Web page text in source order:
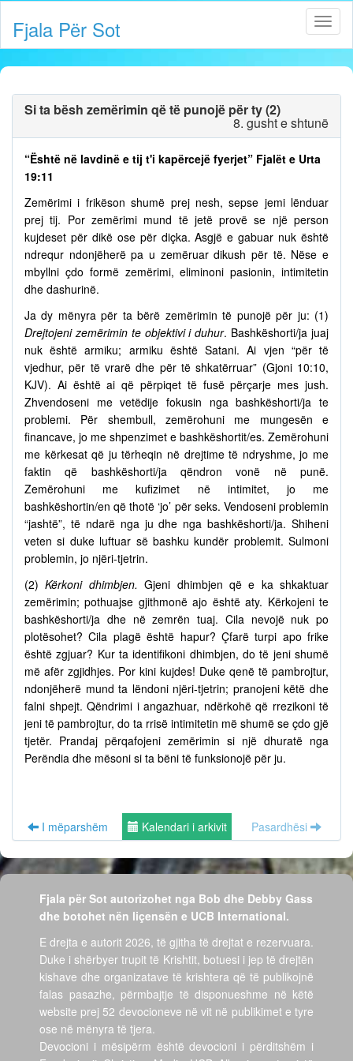
Fjala Për Sot
Si ta bësh zemërimin që të punojë për ty (2)
8. gusht e shtunë
“Është në lavdinë e tij t'i kapërcejë fyerjet” Fjalët e Urta
19:11
Zemërimi i frikëson shumë prej nesh, sepse jemi lënduar
prej tij. Por zemërimi mund të jetë provë se një person
kujdeset për dikë ose për diçka. Asgjë e gabuar nuk është
ndrequr ndonjëherë pa u zemëruar dikush për të. Nëse e
mbyllni çdo formë zemërimi, eliminoni pasionin, intimitetin
dhe dashurinë.
Ja dy mënyra për ta bërë zemërimin të punojë për ju: (1)
Drejtojeni zemërimin te objektivi i duhur. Bashkëshorti/ja juaj
nuk është armiku; armiku është Satani. Ai vjen “për të
vjedhur, për të vrarë dhe për të shkatërruar” (Gjoni 10:10,
KJV). Ai është ai që përpiqet të fusë përçarje mes jush.
Zhvendoseni me vetëdije fokusin nga bashkëshorti/ja te
problemi. Për shembull, zemërohuni me mungesën e
financave, jo me shpenzimet e bashkëshortit/es. Zemërohuni
me kërkesat që ju tërheqin në drejtime të ndryshme, jo me
faktin që bashkëshorti/ja qëndron vonë në punë.
Zemërohuni me kufizimet në intimitet, jo me
bashkëshortin/en që thotë ‘jo’ për seks. Vendoseni problemin
“jashtë”, të ndarë nga ju dhe nga bashkëshorti/ja. Shiheni
veten si duke luftuar së bashku kundër problemit. Sulmoni
problemin, jo njëri-tjetrin.
(2)Kërkoni dhimbjen. Gjeni dhimbjen që e ka shkaktuar
zemërimin; pothuajse gjithmonë ajo është aty. Kërkojeni te
bashkëshorti/ja dhe në zemrën tuaj. Cila nevojë nuk po
plotësohet? Cila plagë është hapur? Çfarë turpi apo frike
është zgjuar? Kur ta identifikoni dhimbjen, do të jeni shumë
më afër zgjidhjes. Por kini kujdes! Duke qenë të pambrojtur,
ndonjëherë mund ta lëndoni njëri-tjetrin; pranojeni këtë dhe
falni shpejt. Qëndrimi i angazhuar, ndërkohë që rrezikoni të
jeni të pambrojtur, do ta rrisë intimitetin më shumë se çdo gjë
tjetër. Prandaj përqafojeni zemërimin si një dhuratë nga
Perëndia dhe mësoni si ta bëni të funksionojë për ju.
I mëparshëm Kalendari i arkivit Pasardhësi
Fjala për Sot autorizohet nga Bob dhe Debby Gass
dhe botohet nën liçensën e UCB International.
E drejta e autorit 2026, të gjitha të drejtat e rezervuara.
Duke i shërbyer trupit të Krishtit, botuesi i jep të drejtën
kishave dhe organizatave të krishtera që të publikojnë
falas pasazhe, përmbajtje të disponueshme në këtë
website prej 52 devocioneve në vit në publikimet e tyre
ose në mënyra të tjera.
Devocioni i mësipërm është devocioni i përditshëm i